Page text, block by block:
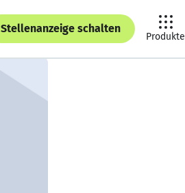
Stellenanzeige schalten
Produkte